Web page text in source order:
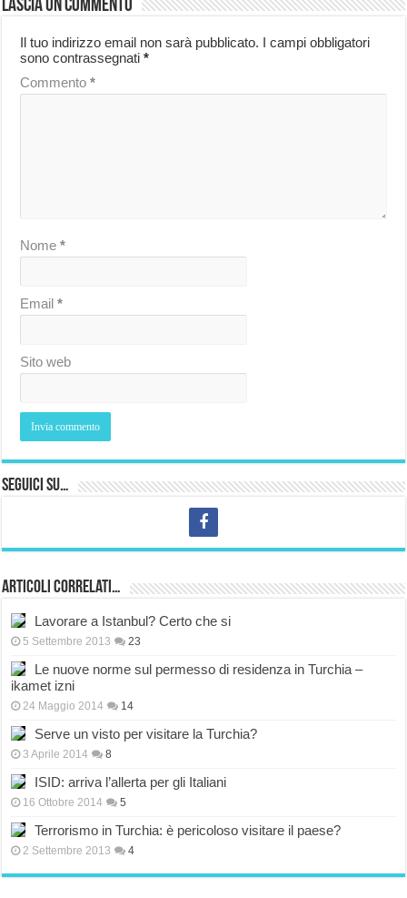
Lascia un commento
Il tuo indirizzo email non sarà pubblicato. I campi obbligatori
sono contrassegnati*
Commento*
Nome*
Email*
Sito web
Seguici su…
Articoli correlati…
Lavorare a Istanbul? Certo che si
5 Settembre 2013 23
Le nuove norme sul permesso di residenza in Turchia –
ikamet izni
24 Maggio 2014 14
Serve un visto per visitare la Turchia?
3 Aprile 2014 8
ISID: arriva l’allerta per gli Italiani
16 Ottobre 2014 5
Terrorismo in Turchia: è pericoloso visitare il paese?
2 Settembre 2013 4